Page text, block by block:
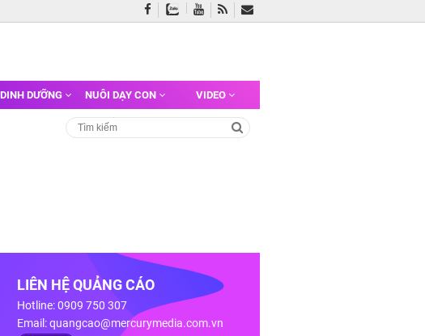
DINH DƯỠNG NUÔI DẠY CON VIDEO
LIÊN HỆ QUẢNG CÁO
Hotline: 0909 750 307
Email:quangcao@mercurymedia.com.vn